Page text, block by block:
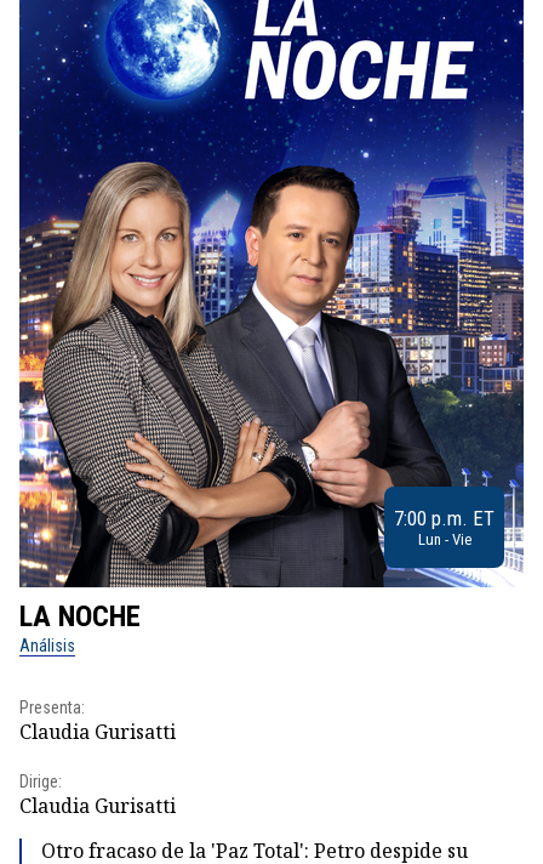
7:00 p.m. ET
Lun - Vie
LA NOCHE
Análisis
Presenta:
Claudia Gurisatti
Dirige:
Claudia Gurisatti
Otro fracaso de la 'Paz Total': Petro despide su